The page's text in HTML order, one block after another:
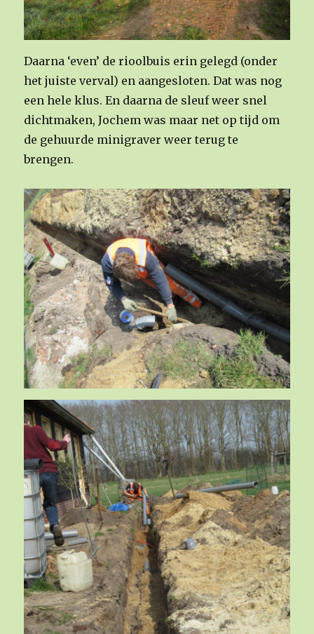
Daarna ‘even’ de rioolbuis erin gelegd (onder
het juiste verval) en aangesloten. Dat was nog
een hele klus. En daarna de sleuf weer snel
dichtmaken, Jochem was maar net op tijd om
de gehuurde minigraver weer terug te
brengen.